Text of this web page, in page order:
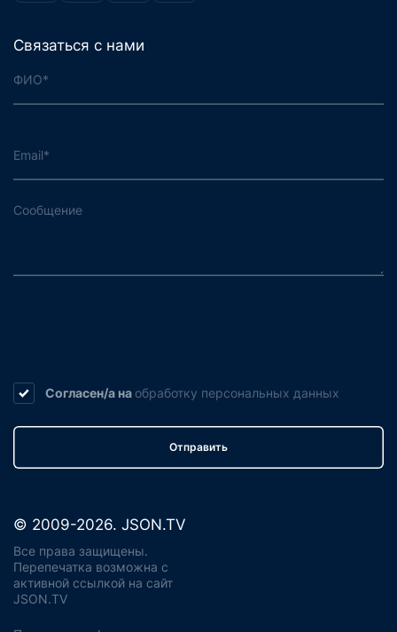
Связаться с нами
Согласен/а на обработку персональных данных
Отправить
© 2009-2026. JSON.TV
Все права защищены.
Перепечатка возможна с
активной ссылкой на сайт
JSON.TV